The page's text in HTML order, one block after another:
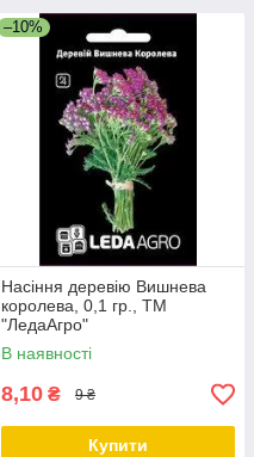
–10%
Насіння деревію Вишнева
королева, 0,1 гр., ТМ
"ЛедаАгро"
В наявності
8,10 ₴ 9 ₴
Купити